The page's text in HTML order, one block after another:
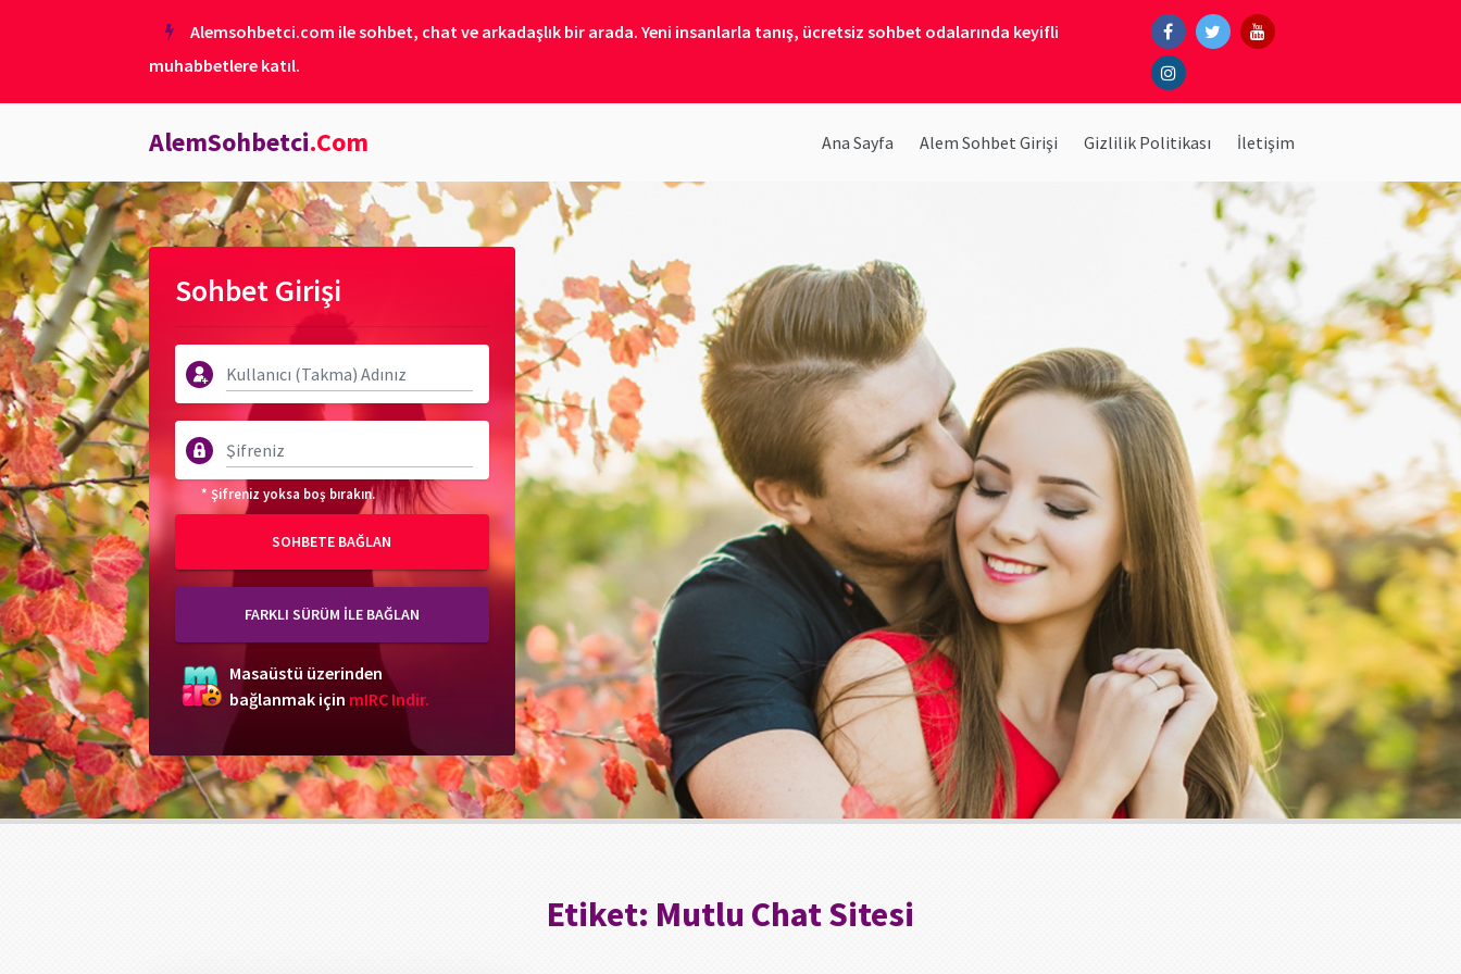
Alemsohbetci.com ile sohbet, chat ve arkadaşlık bir arada. Yeni insanlarla tanış, ücretsiz sohbet odalarında keyifli
muhabbetlere katıl.
AlemSohbetci.Com Ana Sayfa Alem Sohbet Girişi Gizlilik Politikası İletişim
Sohbet Girişi
* Şifreniz yoksa boş bırakın.
SOHBETE BAĞLAN
FARKLI SÜRÜM İLE BAĞLAN
Masaüstü üzerinden
bağlanmak için mIRC Indir.
Etiket: Mutlu Chat Sitesi